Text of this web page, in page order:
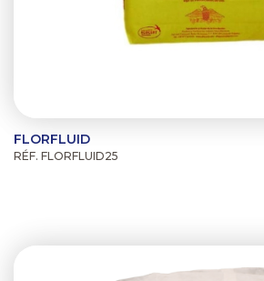
FLORFLUID
RÉF. FLORFLUID25